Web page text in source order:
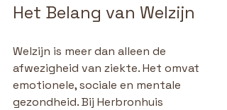
Het Belang van Welzijn
Welzijn is meer dan alleen de
afwezigheid van ziekte. Het omvat
emotionele, sociale en mentale
gezondheid. Bij Herbronhuis